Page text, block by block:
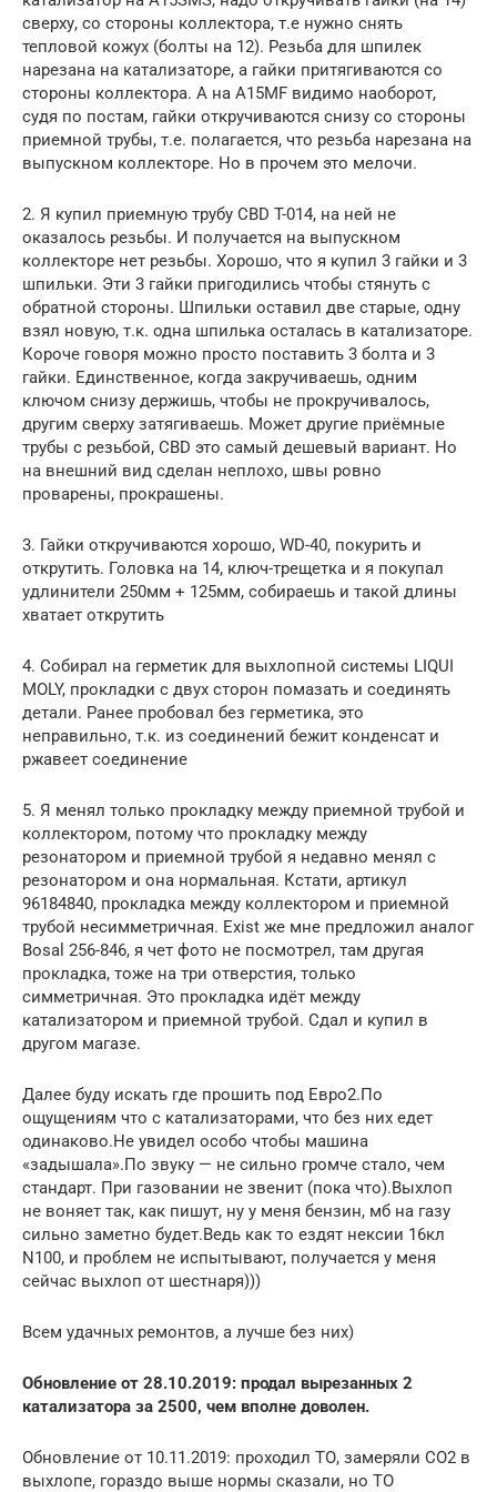
сверху, со стороны коллектора, т.е нужно снять
тепловой кожух (болты на 12). Резьба для шпилек
нарезана на катализаторе, а гайки притягиваются со
стороны коллектора. А на A15MF видимо наоборот,
судя по постам, гайки откручиваются снизу со стороны
приемной трубы, т.е. полагается, что резьба нарезана на
выпускном коллекторе. Но в прочем это мелочи.
2. Я купил приемную трубу CBD T-014, на ней не
оказалось резьбы. И получается на выпускном
коллекторе нет резьбы. Хорошо, что я купил 3 гайки и 3
шпильки. Эти 3 гайки пригодились чтобы стянуть с
обратной стороны. Шпильки оставил две старые, одну
взял новую, т.к. одна шпилька осталась в катализаторе.
Короче говоря можно просто поставить 3 болта и 3
гайки. Единственное, когда закручиваешь, одним
ключом снизу держишь, чтобы не прокручивалось,
другим сверху затягиваешь. Может другие приёмные
трубы с резьбой, CBD это самый дешевый вариант. Но
на внешний вид сделан неплохо, швы ровно
проварены, прокрашены.
3. Гайки откручиваются хорошо, WD-40, покурить и
открутить. Головка на 14, ключ-трещетка и я покупал
удлинители 250мм + 125мм, собираешь и такой длины
хватает открутить
4. Собирал на герметик для выхлопной системы LIQUI
MOLY, прокладки с двух сторон помазать и соединять
детали. Ранее пробовал без герметика, это
неправильно, т.к. из соединений бежит конденсат и
ржавеет соединение
5. Я менял только прокладку между приемной трубой и
коллектором, потому что прокладку между
резонатором и приемной трубой я недавно менял с
резонатором и она нормальная. Кстати, артикул
96184840, прокладка между коллектором и приемной
трубой несимметричная. Exist же мне предложил аналог
Bosal 256-846, я чет фото не посмотрел, там другая
прокладка, тоже на три отверстия, только
симметричная. Это прокладка идёт между
катализатором и приемной трубой. Сдал и купил в
другом магазе.
Далее буду искать где прошить под Евро2.По
ощущениям что с катализаторами, что без них едет
одинаково.Не увидел особо чтобы машина
«задышала».По звуку — не сильно громче стало, чем
стандарт. При газовании не звенит (пока что).Выхлоп
не воняет так, как пишут, ну у меня бензин, мб на газу
сильно заметно будет.Ведь как то ездят нексии 16кл
N100, и проблем не испытывают, получается у меня
сейчас выхлоп от шестнаря)))
Всем удачных ремонтов, а лучше без них)
Обновление от 28.10.2019: продал вырезанных 2
катализатора за 2500, чем вполне доволен.
Обновление от 10.11.2019: проходил ТО, замеряли СО2 в
выхлопе, гораздо выше нормы сказали, но ТО